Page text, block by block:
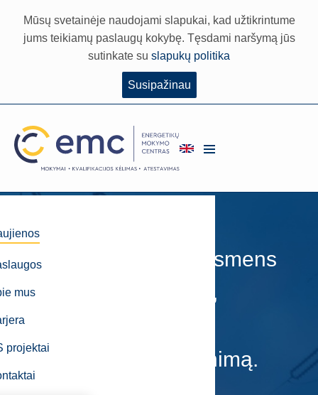
Mūsų svetainėje naudojami slapukai, kad užtikrintume
jums teikiamų paslaugų kokybę. Tęsdami naršymą jūs
sutinkate su slapukų politika
Susipažinau
mus
projektai
2024 m. spalio 3 d.
Vilniuje vykdome Asmens
įgytų kompetencijų,
kvalifikacijos, vertinimą.